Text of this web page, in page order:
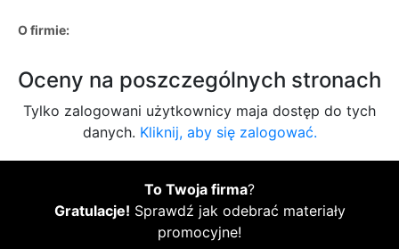
O firmie:
Oceny na poszczególnych stronach
Tylko zalogowani użytkownicy maja dostęp do tych
danych. Kliknij, aby się zalogować.
To Twoja firma?
Gratulacje! Sprawdź jak odebrać materiały
promocyjne!